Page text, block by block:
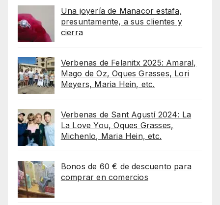
Una joyería de Manacor estafa,
presuntamente, a sus clientes y
cierra
Verbenas de Felanitx 2025: Amaral,
Mago de Oz, Oques Grasses, Lori
Meyers, Maria Hein, etc.
Verbenas de Sant Agustí 2024: La
La Love You, Oques Grasses,
Michenlo, Maria Hein, etc.
Bonos de 60 € de descuento para
comprar en comercios